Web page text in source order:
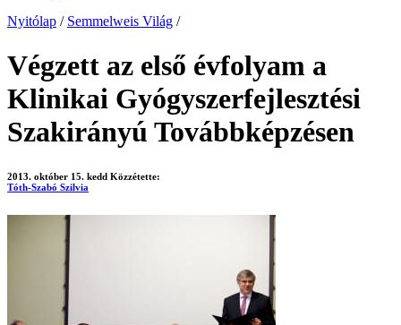
Nyitólap / Semmelweis Világ /
Végzett az első évfolyam a
Klinikai Gyógyszerfejlesztési
Szakirányú Továbbképzésen
2013. október 15. kedd Közzétette:
Tóth-Szabó Szilvia